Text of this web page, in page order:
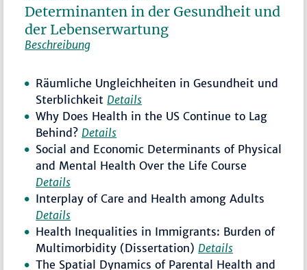
Determinanten in der Gesundheit und
der Lebenserwartung
Beschreibung
Räumliche Ungleichheiten in Gesundheit und
Sterblichkeit Details
Why Does Health in the US Continue to Lag
Behind? Details
Social and Economic Determinants of Physical
and Mental Health Over the Life Course
Details
Interplay of Care and Health among Adults
Details
Health Inequalities in Immigrants: Burden of
Multimorbidity (Dissertation) Details
The Spatial Dynamics of Parental Health and